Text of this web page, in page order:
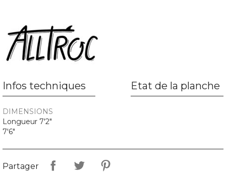
Infos techniques
DIMENSIONS
Longueur 7'2"
7'6"
Etat de la planche
Partager